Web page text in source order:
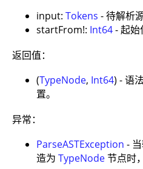
input: Tokens - 待解析
startFrom!: Int64- 起始
返回值：
(TypeNode, Int64) - 语
置。
异常：
ParseASTException -
造为 TypeNode节点时